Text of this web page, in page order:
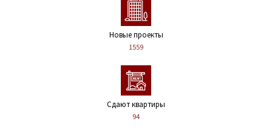
Новые проекты
1559
Сдают квартиры
94